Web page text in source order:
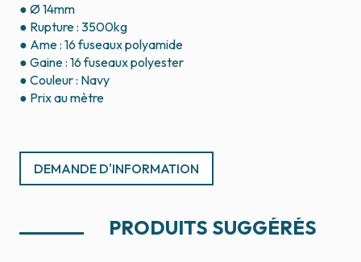
● Ø 14mm
● Rupture : 3500kg
● Ame : 16 fuseaux polyamide
● Gaine : 16 fuseaux polyester
● Couleur : Navy
● Prix au mètre
DEMANDE D'INFORMATION
PRODUITS SUGGÉRÉS